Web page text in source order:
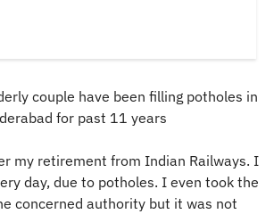
couple have been filling potholes in
for past 11 years
my retirement from Indian Railways. I
day, due to potholes. I even took the
concerned authority but it was not